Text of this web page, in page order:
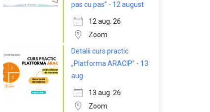
pas cu pas” - 12 august
12 aug. 26
Zoom
Detalii curs practic
„Platforma ARACIP” - 13
aug.
13 aug. 26
Zoom